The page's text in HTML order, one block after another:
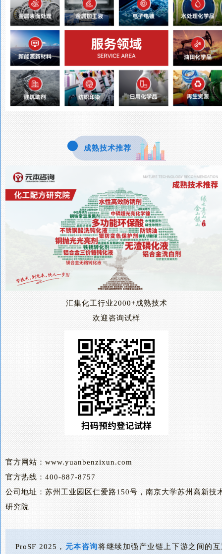
成熟技术推荐
汇集化工行业2000+成熟技术
欢迎咨询试样
官方网站：www.yuanbenzixun.com
官方热线：400-887-8757
公司地址：苏州工业园区仁爱路150号，南京大学苏州高新技
研究院
ProSF 2025，元本咨询将继续加强产业链上下游之间的